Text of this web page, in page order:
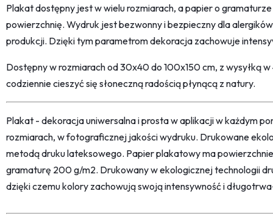
Plakat dostępny jest w wielu rozmiarach, a papier o
powierzchnię. Wydruk jest bezwonny i bezpieczny dla
produkcji. Dzięki tym parametrom dekoracja zachowuje
Dostępny w rozmiarach od 30x40 do 100x150 cm, z wysyłką
codziennie cieszyć się słoneczną radością płynącą z natury.
Plakat - dekoracja uniwersalna i prosta w aplikacji w każdym
rozmiarach, w fotograficznej jakości wydruku. Drukowane
metodą druku lateksowego. Papier plakatowy ma
gramaturę 200 g/m2. Drukowany w ekologicznej technologii
dzięki czemu kolory zachowują swoją intensywność i